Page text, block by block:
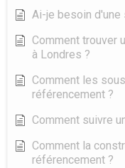
Ai-je besoin
Comment trouver
à Londres ?
Comment les
référencement ?
Comment suivre
Comment la
référencement ?